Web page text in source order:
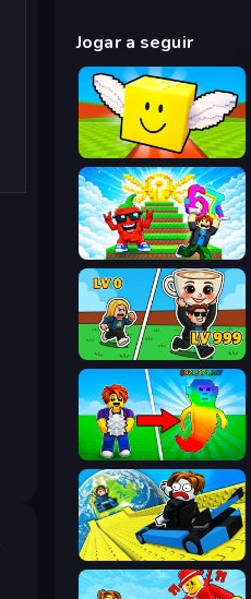
Jogar a seguir
Lucky Brainrot Blocks Online
Run and Jump for Brainrot
Brainrot Arena Online
Collect Brainrot Egg
Cart Ride Danger Mount